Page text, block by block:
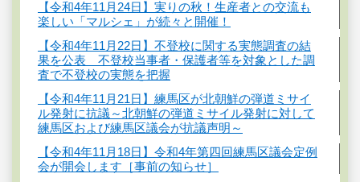
【令和4年11月24日】実りの秋！生産者との交流も
楽しい「マルシェ」が続々と開催！
【令和4年11月22日】不登校に関する実態調査の結
果を公表 不登校当事者・保護者等を対象とした調
査で不登校の実態を把握
【令和4年11月21日】練馬区が北朝鮮の弾道ミサイ
ル発射に抗議～北朝鮮の弾道ミサイル発射に対して
練馬区および練馬区議会が抗議声明～
【令和4年11月18日】令和4年第四回練馬区議会定例
会が開会します［事前の知らせ］